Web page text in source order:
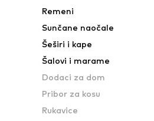
Remeni
Sunčane naočale
Šeširi i kape
Šalovi i marame
Dodaci za dom
Pribor za kosu
Rukavice